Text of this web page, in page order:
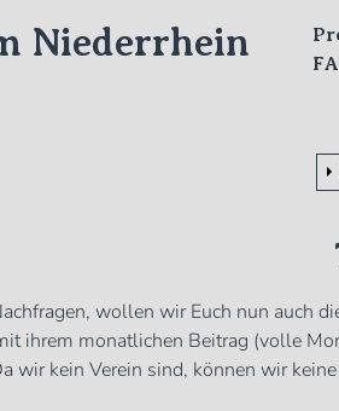
Niederrhein
wollen wir Euch nun auch
ihrem monatlichen Beitrag (volle
wir kein Verein sind, können wir